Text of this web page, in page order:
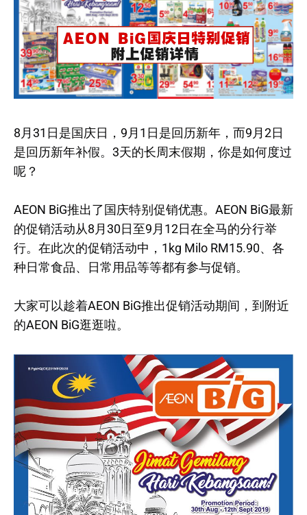
8月31日是国庆日，9月1日是回历新年，而9月2日
是回历新年补假。3天的长周末假期，你是如何度过
呢？
AEON BiG推出了国庆特别促销优惠。AEON BiG最新
的促销活动从8月30日至9月12日在全马的分行举
行。在此次的促销活动中，1kg Milo RM15.90、各
种日常食品、日常用品等等都有参与促销。
大家可以趁着AEON BiG推出促销活动期间，到附近
的AEON BiG逛逛啦。